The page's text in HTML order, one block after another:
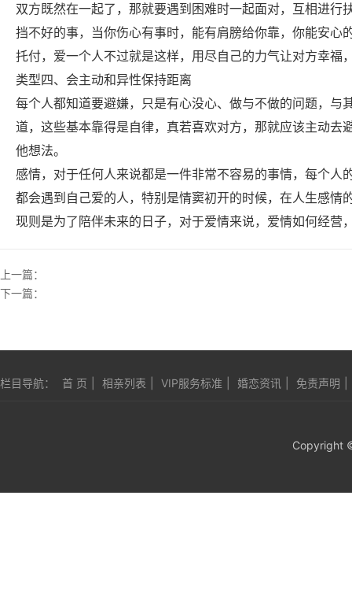
双方既然在一起了，那就要遇到困难时一起面对，互相进
挡不好的事，当你伤心有事时，能有肩膀给你靠，你能安
托付，爱一个人不过就是这样，用尽自己的力气让对方幸福
类型四、会主动和异性保持距离
每个人都知道要避嫌，只是有心没心、做与不做的问题，
道，这些基本靠得是自律，真若喜欢对方，那就应该主动
他想法。
感情，对于任何人来说都是一件非常不容易的事情，每个人
都会遇到自己爱的人，特别是情窦初开的时候，在人生感
现则是为了陪伴未来的日子，对于爱情来说，爱情如何经营
上一篇：
下一篇：
栏目导航： 首 页 相亲列表 VIP服务标准 婚恋资讯 免责声明
Copyright